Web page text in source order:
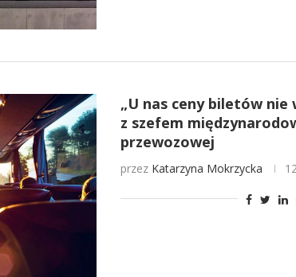
„U nas ceny biletów nie
z szefem
przewozowej
przez Katarzyna Mokrzycka